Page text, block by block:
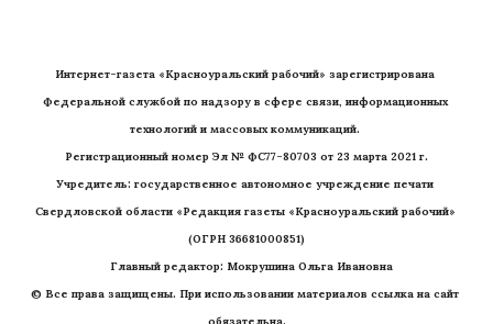
Интернет-газета «Красноуральский рабочий» зарегистрирована
Федеральной службой по надзору в сфере связи, информационных
технологий и массовых коммуникаций.
Регистрационный номер Эл № ФС77-80703 от 23 марта 2021 г.
Учредитель: государственное автономное учреждение печати
Свердловской области «Редакция газеты «Красноуральский рабочий»
(ОГРН 36681000851)
   Главный редактор: Мокрушина Ольга Ивановна
© Все права защищены. При использовании материалов ссылка на сайт